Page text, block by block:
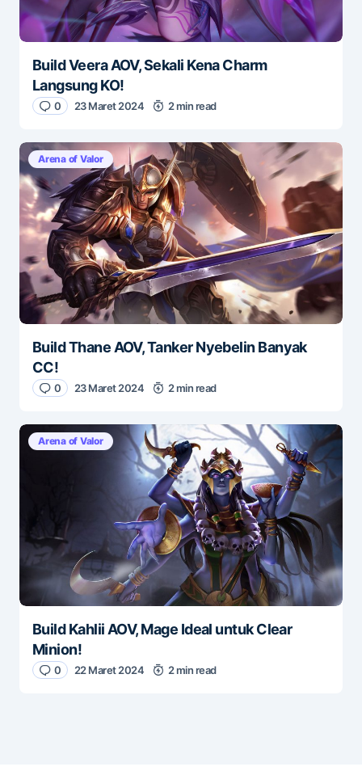
Build Veera AOV, Sekali Kena Charm
Langsung KO!
0 23 Maret 2024 2 min read
Arena of Valor
Build Thane AOV, Tanker Nyebelin Banyak
CC!
0 23 Maret 2024 2 min read
Arena of Valor
Build Kahlii AOV, Mage Ideal untuk Clear
Minion!
0 22 Maret 2024 2 min read